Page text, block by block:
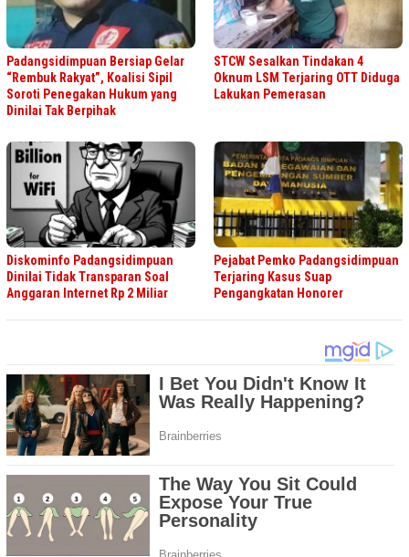
Padangsidimpuan Bersiap Gelar
“Rembuk Rakyat”, Koalisi Sipil
Soroti Penegakan Hukum yang
Dinilai Tak Berpihak
STCW Sesalkan Tindakan 4
Oknum LSM Terjaring OTT Diduga
Lakukan Pemerasan
Diskominfo Padangsidimpuan
Dinilai Tidak Transparan Soal
Anggaran Internet Rp 2 Miliar
Pejabat Pemko Padangsidimpuan
Terjaring Kasus Suap
Pengangkatan Honorer